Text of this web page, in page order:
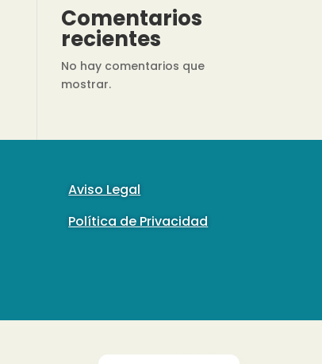
Comentarios
recientes
No hay comentarios que
mostrar.
Aviso Legal
Política de Privacidad